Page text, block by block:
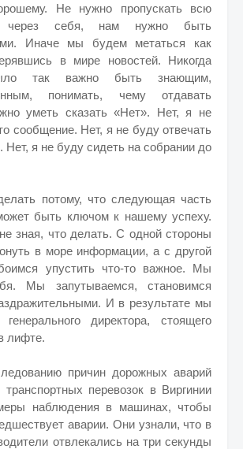
Не нужно пропускать всю
через себя, нам нужно быть
Иначе мы будем метаться как
в мире новостей. Никогда
так важно быть знающим,
понимать, чему отдавать
уметь сказать «Нет». Нет, я не
сообщение. Нет, я не буду отвечать
Нет, я не буду сидеть на собрании до
потому, что следующая часть
быть ключом к нашему успеху.
зная, что делать. С одной стороны
в море информации, а с другой
упустить что-то важное. Мы
Мы запутываемся, становимся
И в результате мы
директора, стоящего
лифте.
причин дорожных аварий
транспортных перевозок в Виргинии
наблюдения в машинах, чтобы
аварии. Они узнали, что в
отвлекались на три секунды